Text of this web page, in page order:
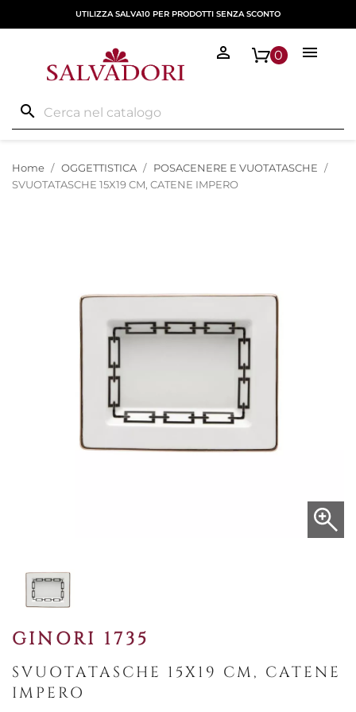
UTILIZZA SALVA10 PER PRODOTTI SENZA SCONTO
search

0

Home OGGETTISTICA
POSACENERE E VUOTATASCHE
SVUOTATASCHE 15X19 CM, CATENE IMPERO
GINORI 1735
SVUOTATASCHE 15X19 CM, CATENE
IMPERO